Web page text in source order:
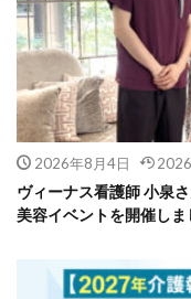
2026年8月4日
ヴィーナス看護師 小泉
美容イベントを開催しま